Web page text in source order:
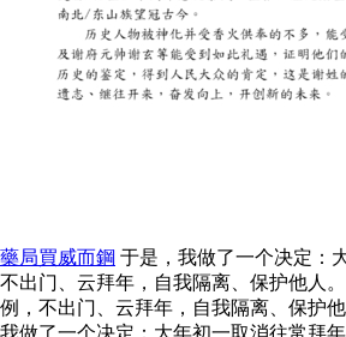
藥局買威而鋼 于是，我做了一个决定：
不出门、云拜年，自我隔离、保护他人。
例，不出门、云拜年，自我隔离、保护
我做了一个决定：大年初一取消往常拜